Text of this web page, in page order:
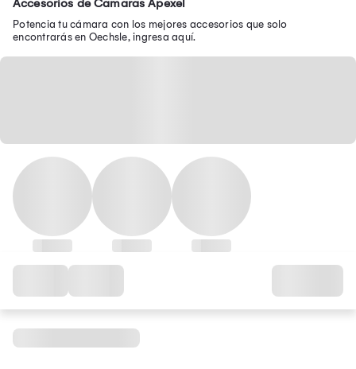
Accesorios de Camaras Apexel
Potencia tu cámara con los mejores accesorios que solo
encontrarás en Oechsle, ingresa aquí.